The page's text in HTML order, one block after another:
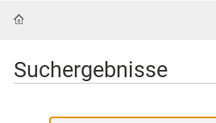
Suchergebnisse